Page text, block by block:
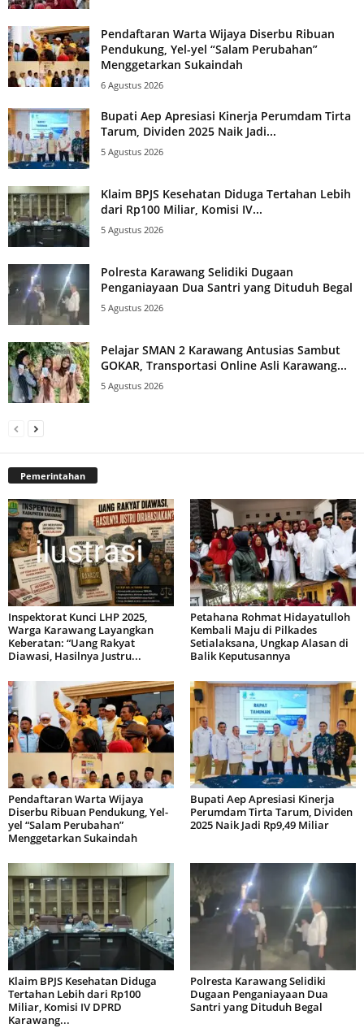
Pendaftaran Warta Wijaya Diserbu Ribuan
Pendukung, Yel-yel “Salam Perubahan”
Menggetarkan Sukaindah
6 Agustus 2026
Bupati Aep Apresiasi Kinerja Perumdam Tirta
Tarum, Dividen 2025 Naik Jadi...
5 Agustus 2026
Klaim BPJS Kesehatan Diduga Tertahan Lebih
dari Rp100 Miliar, Komisi IV...
5 Agustus 2026
Polresta Karawang Selidiki Dugaan
Penganiayaan Dua Santri yang Dituduh Begal
5 Agustus 2026
Pelajar SMAN 2 Karawang Antusias Sambut
GOKAR, Transportasi Online Asli Karawang...
5 Agustus 2026
Pemerintahan
Inspektorat Kunci LHP 2025,
Warga Karawang Layangkan
Keberatan: “Uang Rakyat
Diawasi, Hasilnya Justru...
Petahana Rohmat Hidayatulloh
Kembali Maju di Pilkades
Setialaksana, Ungkap Alasan di
Balik Keputusannya
Pendaftaran Warta Wijaya
Diserbu Ribuan Pendukung, Yel-
yel “Salam Perubahan”
Menggetarkan Sukaindah
Bupati Aep Apresiasi Kinerja
Perumdam Tirta Tarum, Dividen
2025 Naik Jadi Rp9,49 Miliar
Klaim BPJS Kesehatan Diduga
Tertahan Lebih dari Rp100
Miliar, Komisi IV DPRD
Karawang...
Polresta Karawang Selidiki
Dugaan Penganiayaan Dua
Santri yang Dituduh Begal